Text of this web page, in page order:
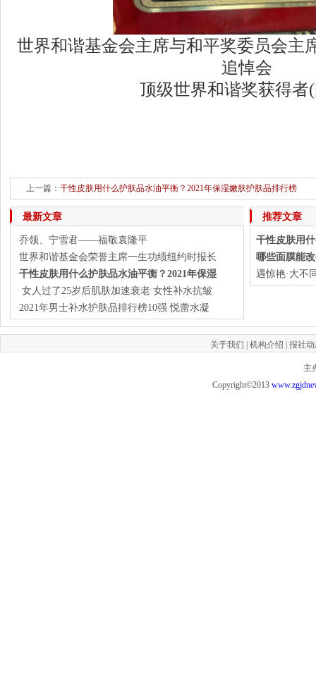
世界和谐基金会主席与和平奖委员会主
追悼会
顶级世界和谐奖获得者
上一篇： 干性皮肤用什么护肤品水油平衡？2021年保湿嫩肤护肤品排行榜
最新文章
·乔领、宁雪君——福敬袁隆平
·世界和谐基金会荣誉主席一生功绩纽约时报长
·干性皮肤用什么护肤品水油平衡？2021年保湿
· 女人过了25岁后肌肤加速衰老 女性补水抗皱
·2021年男士补水护肤品排行榜10强 悦蕾水凝
推荐文章
干性皮肤用
哪些面膜能
遇惊艳·大不
关于我们 机构介绍 报社
主
Copyright©2013